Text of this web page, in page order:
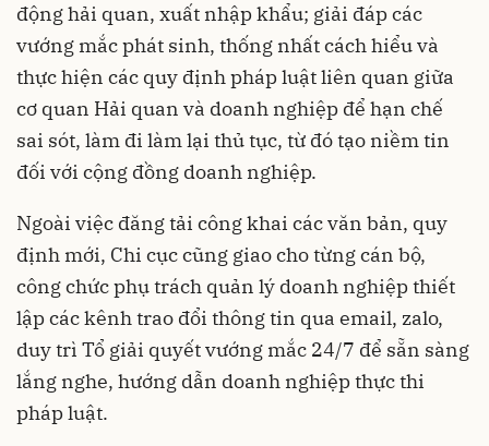
động hải quan, xuất nhập khẩu; giải đáp các
vướng mắc phát sinh, thống nhất cách hiểu và
thực hiện các quy định pháp luật liên quan giữa
cơ quan Hải quan và doanh nghiệp để hạn chế
sai sót, làm đi làm lại thủ tục, từ đó tạo niềm tin
đối với cộng đồng doanh nghiệp.
Ngoài việc đăng tải công khai các văn bản, quy
định mới, Chi cục cũng giao cho từng cán bộ,
công chức phụ trách quản lý doanh nghiệpthiết
lập các kênh trao đổi thông tin qua email, zalo,
duy trì Tổ giải quyết vướng mắc 24/7 để sẵn sàng
lắng nghe, hướng dẫn doanh nghiệp thực thi
pháp luật.